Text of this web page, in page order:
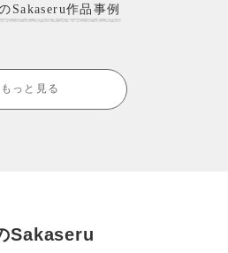
Sakaseru作品事例
もっと見る
Sakaseru